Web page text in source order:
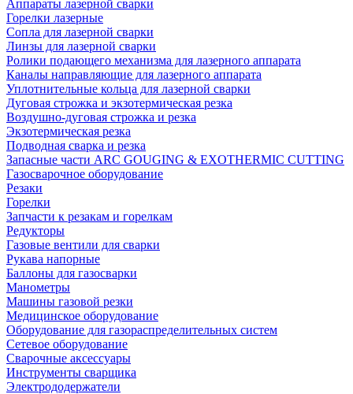
Аппараты лазерной сварки
Горелки лазерные
Сопла для лазерной сварки
Линзы для лазерной сварки
Ролики подающего механизма для лазерного аппарата
Каналы направляющие для лазерного аппарата
Уплотнительные кольца для лазерной сварки
Дуговая строжка и экзотермическая резка
Воздушно-дуговая строжка и резка
Экзотермическая резка
Подводная сварка и резка
Запасные части ARC GOUGING & EXOTHERMIC CUTTING
Газосварочное оборудование
Резаки
Горелки
Запчасти к резакам и горелкам
Редукторы
Газовые вентили для сварки
Рукава напорные
Баллоны для газосварки
Манометры
Машины газовой резки
Медицинское оборудование
Оборудование для газораспределительных систем
Сетевое оборудование
Сварочные аксессуары
Инструменты сварщика
Электрододержатели